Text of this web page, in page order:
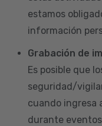
estamos
información
Grabación de
Es posible que
seguridad/
cuando ingresa
durante